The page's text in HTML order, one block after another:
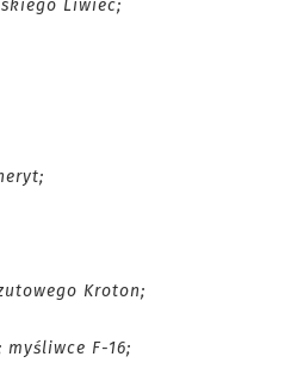
Liwiec;
Kroton;
myśliwce F-16;